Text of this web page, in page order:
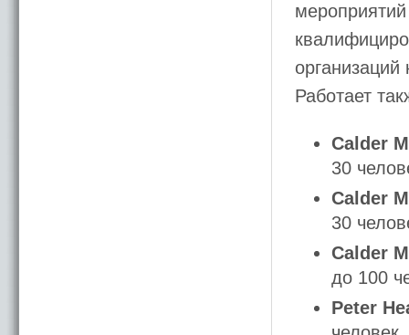
Работает
Calder
30
Calder
30
Calder
до 100
Peter